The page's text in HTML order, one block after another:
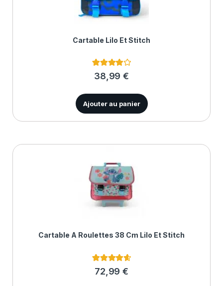
Cartable Lilo Et Stitch
Noté 4.00
sur 5
sur
2
notations
client
38,99€
Ajouter au panier
Cartable À Roulettes 38 Cm Lilo Et Stitch
Noté4.67
sur 5
372,99€